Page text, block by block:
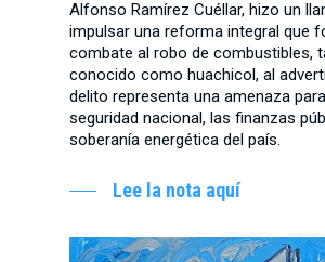
Alfonso Ramírez Cuéllar, hizo un
impulsar una reforma integral que
combate al robo de combustibles,
conocido como huachicol, al
delito representa una amenaza
seguridad nacional, las finanzas
soberanía energética del país.
Lee la nota aquí